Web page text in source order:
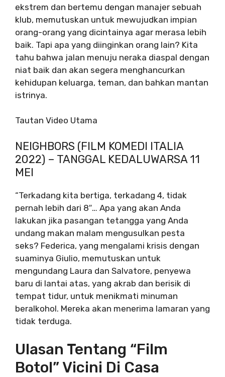
ekstrem dan bertemu dengan manajer sebuah
klub, memutuskan untuk mewujudkan impian
orang-orang yang dicintainya agar merasa lebih
baik. Tapi apa yang diinginkan orang lain? Kita
tahu bahwa jalan menuju neraka diaspal dengan
niat baik dan akan segera menghancurkan
kehidupan keluarga, teman, dan bahkan mantan
istrinya.
Tautan Video Utama
NEIGHBORS (FILM KOMEDI ITALIA
2022) – TANGGAL KEDALUWARSA 11
MEI
“Terkadang kita bertiga, terkadang 4, tidak
pernah lebih dari 8″… Apa yang akan Anda
lakukan jika pasangan tetangga yang Anda
undang makan malam mengusulkan pesta
seks? Federica, yang mengalami krisis dengan
suaminya Giulio, memutuskan untuk
mengundang Laura dan Salvatore, penyewa
baru di lantai atas, yang akrab dan berisik di
tempat tidur, untuk menikmati minuman
beralkohol. Mereka akan menerima lamaran yang
tidak terduga.
Ulasan Tentang “film
Botol” Vicini Di Casa